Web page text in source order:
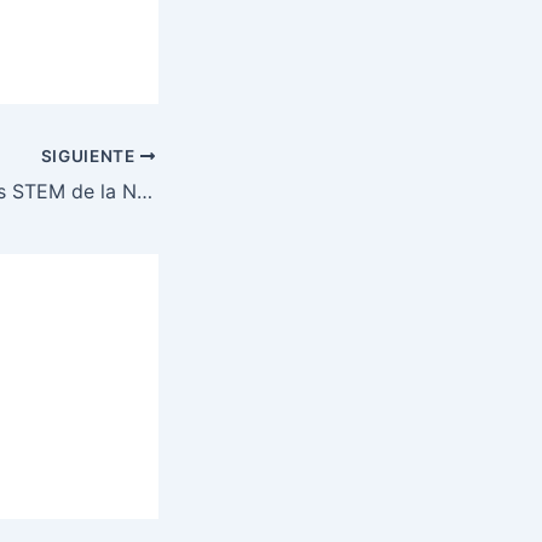
SIGUIENTE
Guía de Proyectos STEM de la NASA: » Hacia la Luna»